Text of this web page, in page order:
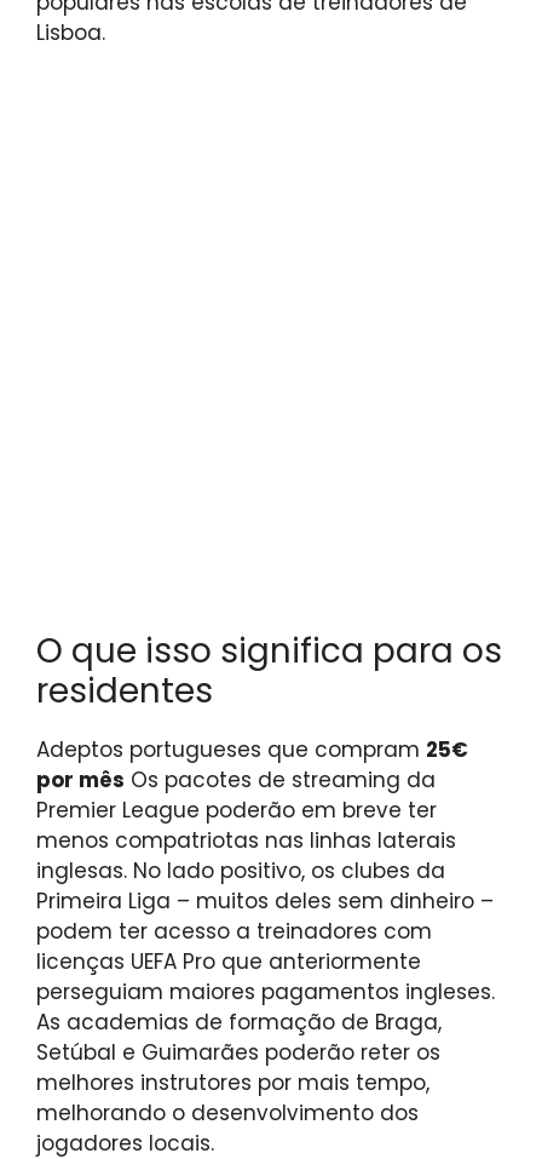
Lisboa.
O que isso significa para os
residentes
Adeptos portugueses que compram 25€
por mês Os pacotes de streaming da
Premier League poderão em breve ter
menos compatriotas nas linhas laterais
inglesas. No lado positivo, os clubes da
Primeira Liga – muitos deles sem dinheiro –
podem ter acesso a treinadores com
licenças UEFA Pro que anteriormente
perseguiam maiores pagamentos ingleses.
As academias de formação de Braga,
Setúbal e Guimarães poderão reter os
melhores instrutores por mais tempo,
melhorando o desenvolvimento dos
jogadores locais.